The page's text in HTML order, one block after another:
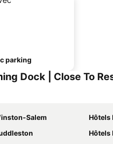
parking
Dock | Close To
Salem Hôtels
Hôtels